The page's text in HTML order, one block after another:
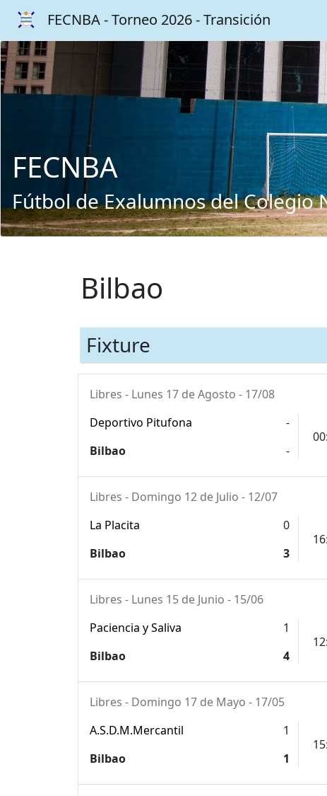
FECNBA - Torneo 2026 - Transición
FECNBA
Fútbol de Exalumnos del Colegio
Bilbao
Fixture
Libres - Lunes 17 de Agosto - 17/08
Deportivo Pitufona
-
Bilbao
-
Libres - Domingo 12 de Julio - 12/07
La Placita
0
Bilbao
3
Libres - Lunes 15 de Junio - 15/06
Paciencia y Saliva
1
Bilbao
4
Libres - Domingo 17 de Mayo - 17/05
A.S.D.M.Mercantil
1
Bilbao
1